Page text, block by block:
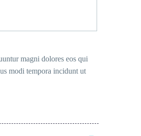
magni dolores eos qui
modi tempora incidunt ut